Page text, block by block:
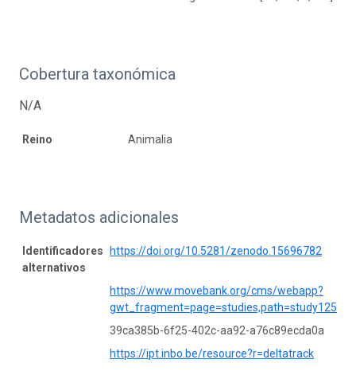
Cobertura taxonómica
N/A
Reino Animalia
Metadatos adicionales
Identificadores
alternativos
https://doi.org/10.5281/zenodo.15696782
https://www.movebank.org/cms/webapp?
39ca385b-6f25-402c-aa92-a76c89ecda0a
https://ipt.inbo.be/resource?r=deltatrack